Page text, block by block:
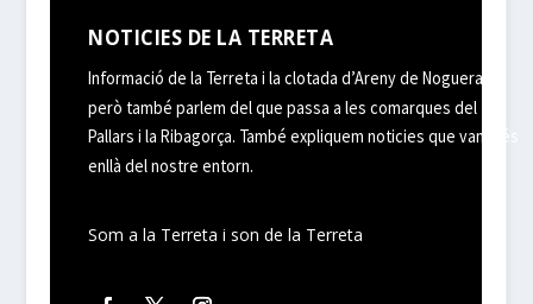
NOTICIES DE LA TERRETA
Informació de la Terreta i la clotada d’Areny de Noguera,
però també parlem del que passa a les comarques del
Pallars i la Ribagorça. També expliquem noticies que van més
enllà del nostre entorn.
Som a la Terreta i son de la Terreta